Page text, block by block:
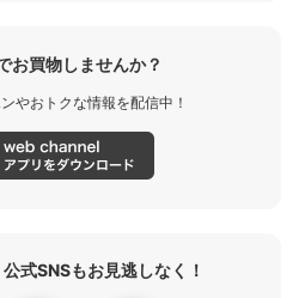
お買物しませんか？
やおトクな情報を配信中！
式SNSもお見逃しなく！